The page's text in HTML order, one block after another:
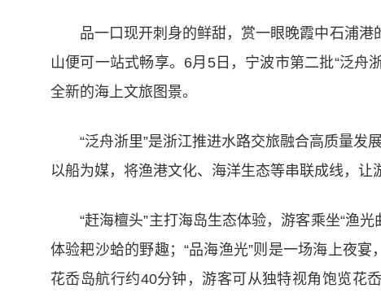
品一口现开刺身的鲜甜，赏一眼晚霞中石浦
山便可一站式畅享。6月5日，宁波市第二批“泛舟
全新的海上文旅图景。
“泛舟浙里”是浙江推进水路交旅融合高质量
以船为媒，将渔港文化、海洋生态等串联成线，让
“赶海檀头”主打海岛生态体验，游客乘坐“渔
体验耙沙蛤的野趣；“品海渔光”则是一场海上夜
花岙岛航行约40分钟，游客可从独特视角饱览花